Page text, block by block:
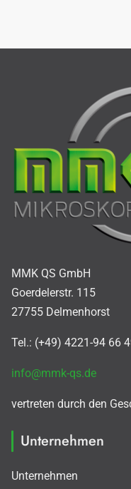
MMK QS GmbH
Goerdelerstr. 115
27755 Delmenhorst
Tel.: (+49) 4221-94 66
info@mmk-qs.de
vertreten durch den
Unternehmen
Unternehmen